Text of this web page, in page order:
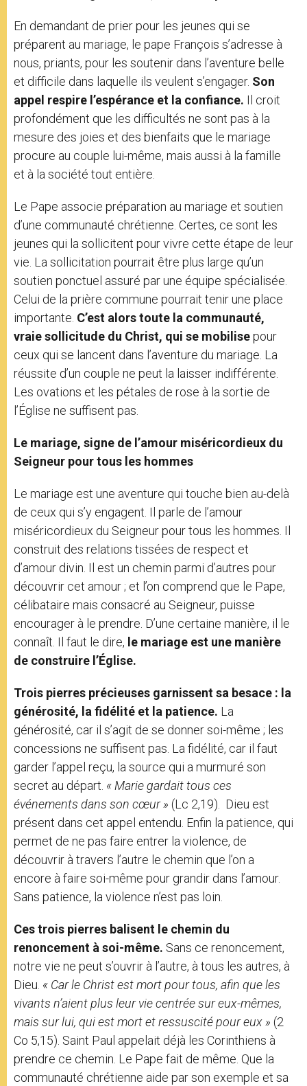
En demandant de prier pour les jeunes qui se
préparent au mariage, le pape François s’adresse à
nous, priants, pour les soutenir dans l’aventure belle
et difficile dans laquelle ils veulent s’engager. Son
appel respire l’espérance et la confiance. Il croit
profondément que les difficultés ne sont pas à la
mesure des joies et des bienfaits que le mariage
procure au couple lui-même, mais aussi à la famille
et à la société tout entière.
Le Pape associe préparation au mariage et soutien
d’une communauté chrétienne. Certes, ce sont les
jeunes qui la sollicitent pour vivre cette étape de leur
vie. La sollicitation pourrait être plus large qu’un
soutien ponctuel assuré par une équipe spécialisée.
Celui de la prière commune pourrait tenir une place
importante. C’est alors toute la communauté,
vraie sollicitude du Christ, qui se mobilisepour
ceux qui se lancent dans l’aventure du mariage. La
réussite d’un couple ne peut la laisser indifférente.
Les ovations et les pétales de rose à la sortie de
l’Église ne suffisent pas.
Le mariage, signe de l’amour miséricordieux du
Seigneur pour tous les hommes
Le mariage est une aventure qui touche bien au-delà
de ceux qui s’y engagent. Il parle de l’amour
miséricordieux du Seigneur pour tous les hommes. Il
construit des relations tissées de respect et
d’amour divin. Il est un chemin parmi d’autres pour
découvrir cet amour ; et l’on comprend que le Pape,
célibataire mais consacré au Seigneur, puisse
encourager à le prendre. D’une certaine manière, il le
connaît. Il faut le dire, le mariage est une manière
de construire l’Église.
Trois pierres précieuses garnissent sa besace : la
générosité, la fidélité et la patience. La
générosité, car il s’agit de se donner soi-même ; les
concessions ne suffisent pas. La fidélité, car il faut
garder l’appel reçu, la source qui a murmuré son
secret au départ. « Marie gardait tous ces
événements dans son cœur » (Lc 2,19).
Dieu est
présent dans cet appel entendu. Enfin la patience, qui
permet de ne pas faire entrer la violence, de
découvrir à travers l’autre le chemin que l’on a
encore à faire soi-même pour grandir dans l’amour.
Sans patience, la violence n’est pas loin.
Ces trois pierres balisent le chemin du
renoncement à soi-même. Sans ce renoncement,
notre vie ne peut s’ouvrir à l’autre, à tous les autres, à
Dieu. « Car le Christ est mort pour tous, afin que les
vivants n’aient plus leur vie centrée sur eux-mêmes,
mais sur lui, qui est mort et ressuscité pour eux » (2
Co 5,15). Saint Paul appelait déjà les Corinthiens à
prendre ce chemin. Le Pape fait de même. Que la
communauté chrétienne aide par son exemple et sa